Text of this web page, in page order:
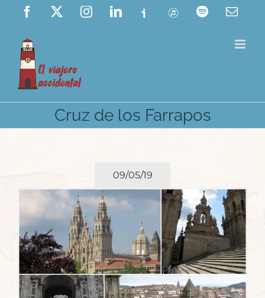
Saltar
contenido
Facebook InstagramLinkedIn
Ivoox ITunes Spotify
Cruz de los Farrapos
09/05/19